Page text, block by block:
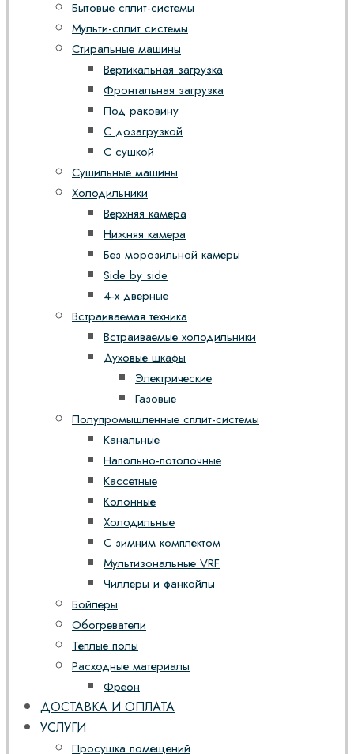
Бытовые сплит-системы
Мульти-сплит системы
Стиральные машины
Вертикальная загрузка
Фронтальная загрузка
Под раковину
С дозагрузкой
С сушкой
Сушильные машины
Холодильники
Верхняя камера
Нижняя камера
Без морозильной камеры
Side by side
4-х дверные
Встраиваемая техника
Встраиваемые холодильники
Духовые шкафы
Электрические
Газовые
Полупромышленные сплит-системы
Канальные
Напольно-потолочные
Кассетные
Колонные
Холодильные
С зимним комплектом
Мультизональные VRF
Чиллеры и фанкойлы
Бойлеры
Обогреватели
Теплые полы
Расходные материалы
Фреон
ДОСТАВКА И ОПЛАТА
УСЛУГИ
Просушка помещений